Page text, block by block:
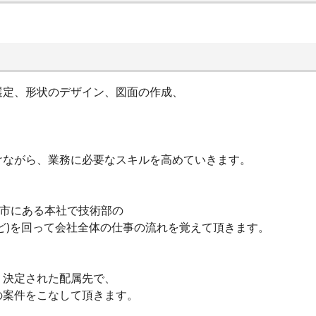
、形状のデザイン、図面の作成、
がら、業務に必要なスキルを高めていきます。
にある本社で技術部の
回って会社全体の仕事の流れを覚えて頂きます。
定された配属先で、
件をこなして頂きます。